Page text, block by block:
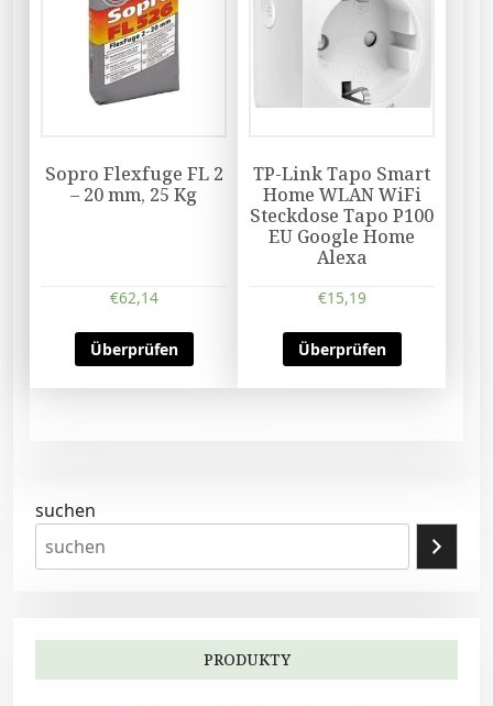
Sopro Flexfuge FL 2
– 20 mm, 25 Kg
€62,14
Überprüfen
TP-Link Tapo Smart
Home WLAN WiFi
Steckdose Tapo P100
EU Google Home
Alexa
€15,19
Überprüfen
suchen
PRODUKTY